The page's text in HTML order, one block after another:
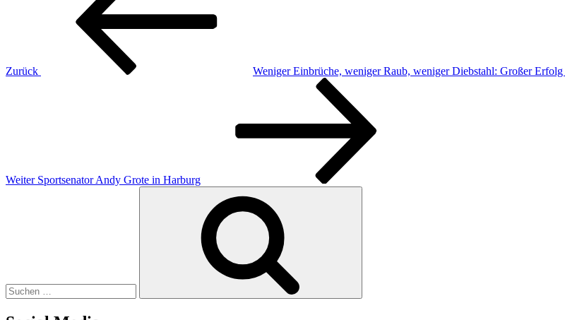
Zurück
Weniger Einbrüche, weniger Raub, weniger Diebstahl: Großer
Weiter Sportsenator Andy Grote in Harburg